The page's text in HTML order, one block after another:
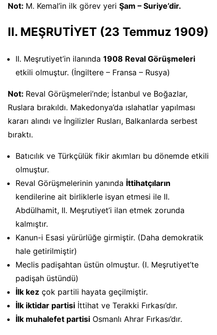
Not: M. Kemal’in ilk görev yeri Şam – Suriye’dir.
II. MEŞRUTİYET (23 Temmuz 1909)
II. Meşrutiyet’in ilanında 1908 Reval Görüşmeleri
etkili olmuştur. (İngiltere – Fransa – Rusya)
Not: Reval Görüşmeleri’nde; İstanbul ve Boğazlar,
Ruslara bırakıldı. Makedonya’da ıslahatlar yapılması
kararı alındı ve İngilizler Rusları, Balkanlarda serbest
bıraktı.
Batıcılık ve Türkçülük fikir akımları bu dönemde etkili
olmuştur.
Reval Görüşmelerinin yanında İttihatçıların
kendilerine ait birliklerle isyan etmesi ile II.
Abdülhamit, II. Meşrutiyet’i ilan etmek zorunda
kalmıştır.
Kanun-i Esasi yürürlüğe girmiştir. (Daha demokratik
hale getirilmiştir)
Meclis padişahtan üstün olmuştur. (I. Meşrutiyet’te
padişah üstündü)
İlk kez çok partili hayata geçilmiştir.
İlk iktidar partisi İttihat ve Terakki Fırkası’dır.
İlk muhalefet partisi Osmanlı Ahrar Fırkası’dır.